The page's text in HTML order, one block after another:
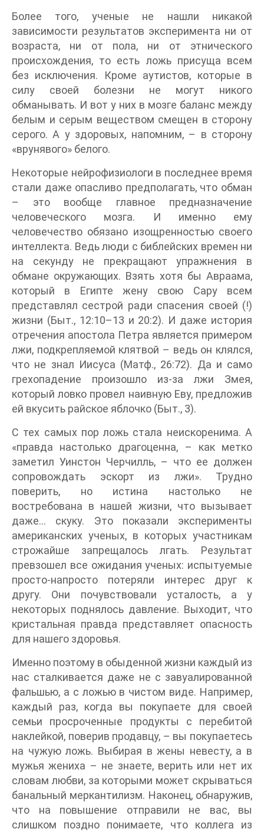
Более того, ученые не нашли никакой
зависимости результатов эксперимента ни от
возраста, ни от пола, ни от этнического
происхождения, то есть ложь присуща всем
без исключения. Кроме аутистов, которые в
силу своей болезни не могут никого
обманывать. И вот у них в мозге баланс между
белым и серым веществом смещен в сторону
серого. А у здоровых, напомним, – в сторону
«врунявого» белого.
Некоторые нейрофизиологи в последнее время
стали даже опасливо предполагать, что обман
– это вообще главное предназначение
человеческого мозга. И именно ему
человечество обязано изощренностью своего
интеллекта. Ведь люди с библейских времен ни
на секунду не прекращают упражнения в
обмане окружающих. Взять хотя бы Авраама,
который в Египте жену свою Сару всем
представлял сестрой ради спасения своей (!)
жизни (Быт., 12:10–13 и 20:2). И даже история
отречения апостола Петра является примером
лжи, подкрепляемой клятвой – ведь он клялся,
что не знал Иисуса (Матф., 26:72). Да и само
грехопадение произошло из-за лжи Змея,
который ловко провел наивную Еву, предложив
ей вкусить райское яблочко (Быт., 3).
С тех самых пор ложь стала неискоренима. А
«правда настолько драгоценна, – как метко
заметил Уинстон Черчилль, – что ее должен
сопровождать эскорт из лжи». Трудно
поверить, но истина настолько не
востребована в нашей жизни, что вызывает
даже… скуку. Это показали эксперименты
американских ученых, в которых участникам
строжайше запрещалось лгать. Результат
превзошел все ожидания ученых: испытуемые
просто-напросто потеряли интерес друг к
другу. Они почувствовали усталость, а у
некоторых поднялось давление. Выходит, что
кристальная правда представляет опасность
для нашего здоровья.
Именно поэтому в обыденной жизни каждый из
нас сталкивается даже не с завуалированной
фальшью, а с ложью в чистом виде. Например,
каждый раз, когда вы покупаете для своей
семьи просроченные продукты с перебитой
наклейкой, поверив продавцу, – вы покупаетесь
на чужую ложь. Выбирая в жены невесту, а в
мужья жениха – не знаете, верить или нет их
словам любви, за которыми может скрываться
банальный меркантилизм. Наконец, обнаружив,
что на повышение отправили не вас, вы
слишком поздно понимаете, что коллега из